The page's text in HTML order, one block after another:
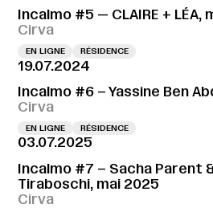
Incalmo #5 — CLAIRE + LÉA,
Cirva
EN LIGNE RÉSIDENCE
19.07.2024
Incalmo #6 – Yassine Ben
Cirva
EN LIGNE RÉSIDENCE
03.07.2025
Incalmo #7 – Sacha Parent
Tiraboschi, mai 2025
Cirva